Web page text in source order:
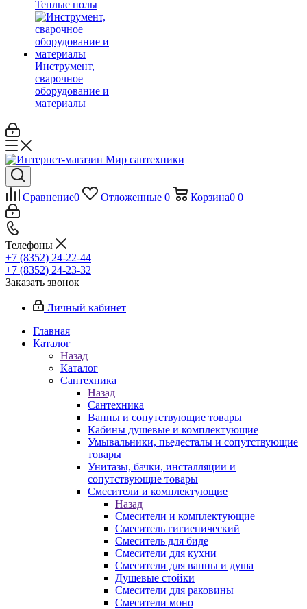
Теплые полы
Инструмент,
сварочное
оборудование и
материалы
Сравнение0 Отложенные 0 Корзина0 0
Телефоны
+7 (8352) 24-22-44
+7 (8352) 24-23-32
Заказать звонок
Личный кабинет
Главная
Каталог
Назад
Каталог
Сантехника
Назад
Сантехника
Ванны и сопутствующие товары
Кабины душевые и комплектующие
Умывальники, пьедесталы и сопутствующие
товары
Унитазы, бачки, инсталляции и
сопутствующие товары
Смесители и комплектующие
Назад
Смесители и комплектующие
Смеситель гигиенический
Смеситель для биде
Смесители для кухни
Смесители для ванны и душа
Душевые стойки
Смесители для раковины
Смесители моно